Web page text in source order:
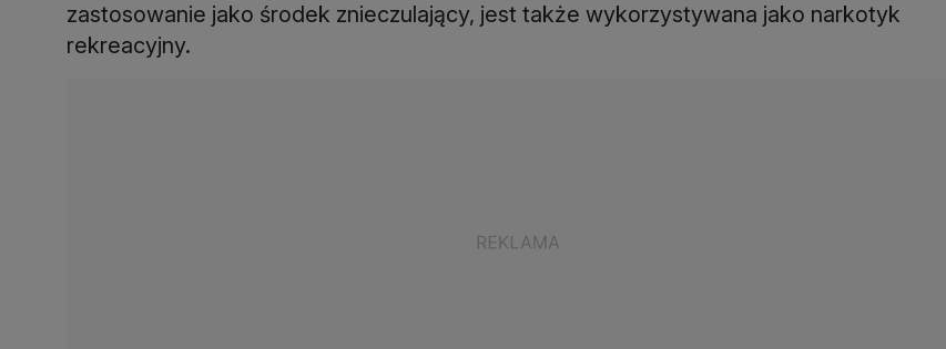
zastosowanie jako środek znieczulający, jest także wykorzystywana jako narkotyk
rekreacyjny.